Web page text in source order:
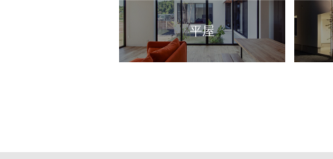
平屋